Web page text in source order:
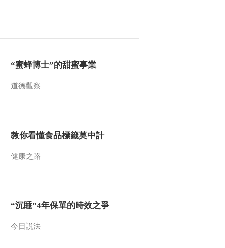
“蜜蜂博士”的甜蜜事業
道德觀察
教你看懂食品標籤莫中計
健康之路
“沉睡”4年保單的時效之爭
今日説法